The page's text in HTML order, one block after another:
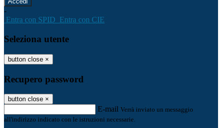
-
Entra con SPID Entra con CIE
Seleziona utente
button close ×
Recupero password
button close ×
E-mail Verrà inviato un messaggio
all'indirizzo indicato con le istruzioni necessarie.